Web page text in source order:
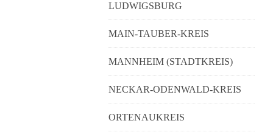
LUDWIGSBURG
MAIN-TAUBER-KREIS
MANNHEIM (STADTKREIS)
NECKAR-ODENWALD-KREIS
ORTENAUKREIS